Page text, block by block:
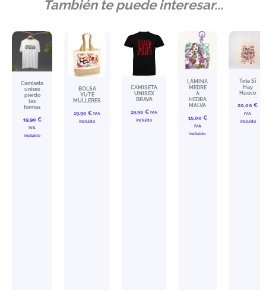
También te puede interesar...
Camiseta
unisex
pierdo
las
formas
19,90 €
IVA
incluído
BOLSA
YUTE
MULLERES
19,90 € IVA
incluído
CAMISETA
UNISEX
BRAVA
19,90 € IVA
incluído
LÁMINA
MEDRE
A
HEDRA
MALVA
15,00 €
IVA
incluído
Tote Sí
Hay
Hueco
20,00 €
IVA
incluído